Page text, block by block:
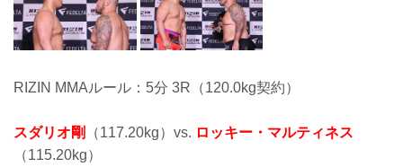
RIZIN MMAルール：5分 3R（120.0kg契約）
スダリオ剛 （117.20kg）vs. ロッキー・マルティネス
（115.20kg）